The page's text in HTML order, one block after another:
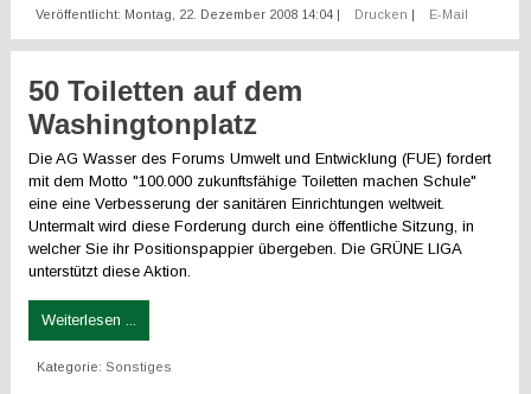
Veröffentlicht: Montag, 22. Dezember 2008 14:04 | Drucken | E-Mail
50 Toiletten auf dem
Washingtonplatz
Die AG Wasser des Forums Umwelt und Entwicklung (FUE) fordert
mit dem Motto "100.000 zukunftsfähige Toiletten machen Schule"
eine eine Verbesserung der sanitären Einrichtungen weltweit.
Untermalt wird diese Forderung durch eine öffentliche Sitzung, in
welcher Sie ihr Positionspappier übergeben. Die GRÜNE LIGA
unterstützt diese Aktion.
Weiterlesen ...
Kategorie:Sonstiges